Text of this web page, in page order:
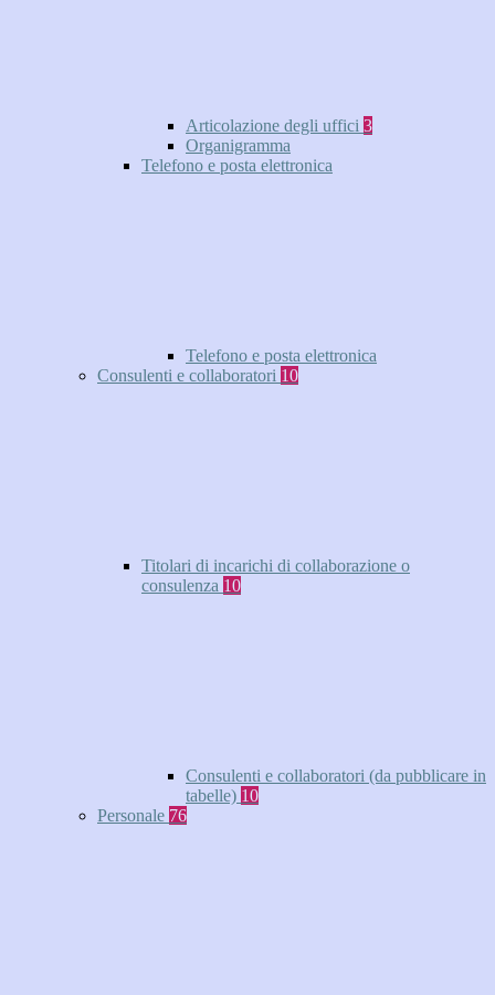
Articolazione degli uffici 3
Organigramma
Telefono e posta elettronica
Telefono e posta elettronica
Consulenti e collaboratori 10
Titolari di incarichi di collaborazione o
consulenza 10
Consulenti e collaboratori (da pubblicare in
tabelle) 10
Personale 76